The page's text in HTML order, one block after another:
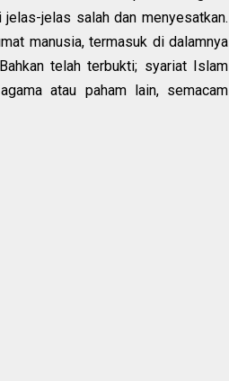
jelas salah dan menyesatkan.
manusia, termasuk di dalamnya
telah terbukti; syariat Islam
atau paham lain, semacam